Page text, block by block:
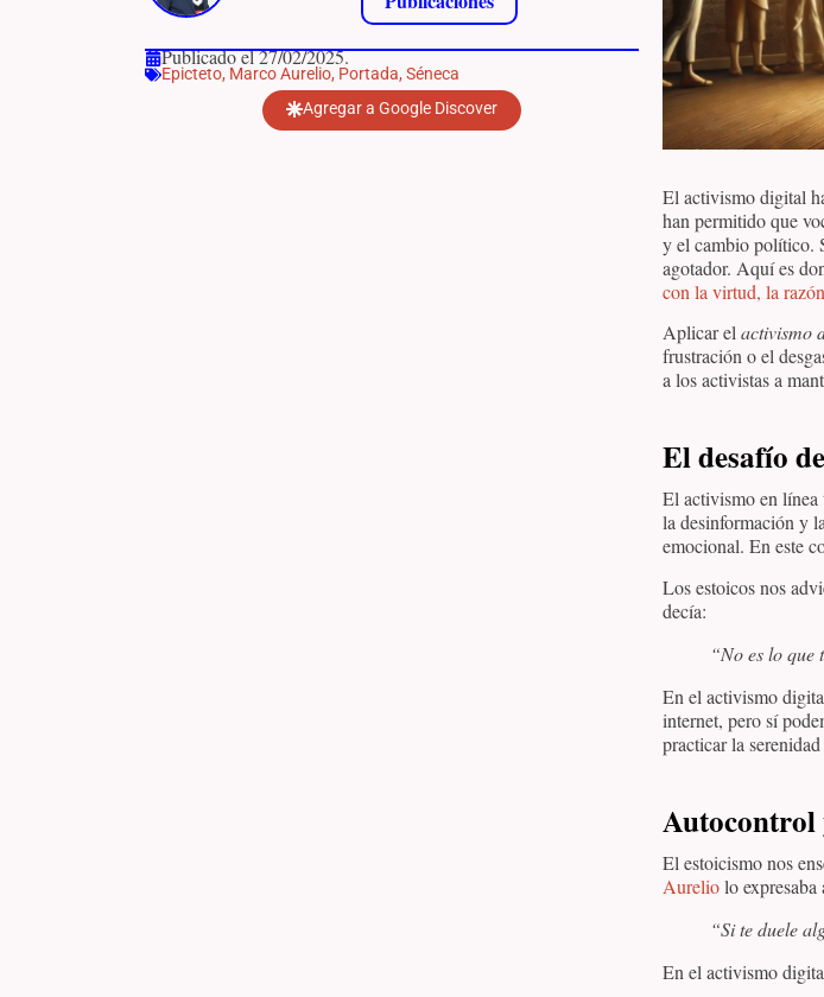
Publicado el 27/02/2025.
Epicteto, Marco Aurelio, Portada, Séneca
Agregar a Google Discover
El activismo digital
han permitido que
y el cambio político.
agotador. Aquí es
con la virtud, la
Aplicar elactivismo
frustración o el
a los activistas a
El desafío
El activismo en línea
la desinformación y
emocional. En este
Los estoicos nos
decía:
“No es lo que
En el activismo
internet, pero sí
practicar la
El estoicismo nos
Aureliolo expresaba
“Si te duele
En el activismo